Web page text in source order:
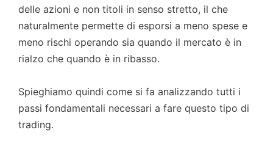
delle azioni e non titoli in senso stretto, il che
naturalmente permette di esporsi a meno spese e
meno rischi operando sia quando il mercato è in
rialzo che quando è in ribasso.
Spieghiamo quindi come si fa analizzando tutti i
passi fondamentali necessari a fare questo tipo di
trading.